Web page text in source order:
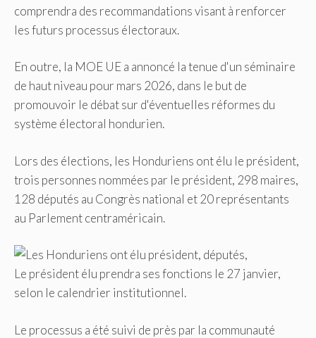
comprendra des recommandations visant à renforcer
les futurs processus électoraux.
En outre, la MOE UE a annoncé la tenue d'un séminaire
de haut niveau pour mars 2026, dans le but de
promouvoir le débat sur d'éventuelles réformes du
système électoral hondurien.
Lors des élections, les Honduriens ont élu le président,
trois personnes nommées par le président, 298 maires,
128 députés au Congrès national et 20 représentants
au Parlement centraméricain.
Le président élu prendra ses fonctions le 27 janvier,
selon le calendrier institutionnel.
Le processus a été suivi de près par la communauté